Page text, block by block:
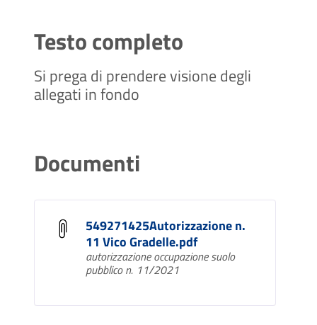
Testo completo
Si prega di prendere visione degli
allegati in fondo
Documenti
549271425Autorizzazione n.
11 Vico Gradelle.pdf
autorizzazione occupazione suolo
pubblico n. 11/2021